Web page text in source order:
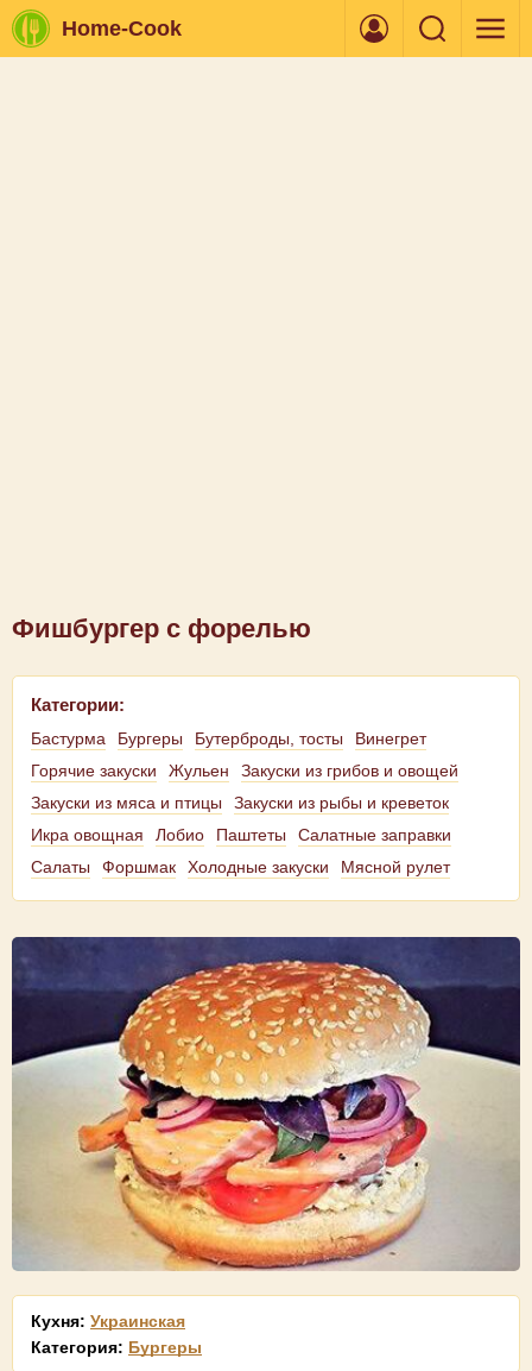
Home-Cook
Фишбургер с форелью
Категории:
Бастурма Бургеры Бутерброды, тосты
Винегрет
Горячие закуски
Жульен
Закуски из грибов и овощей
Закуски из мяса и птицы
Закуски из рыбы и креветок
Икра овощная
Лобио Паштеты
Салатные заправки
Салаты
Форшмак Холодные закуски Мясной рулет
Кухня: Украинская
Категория: Бургеры